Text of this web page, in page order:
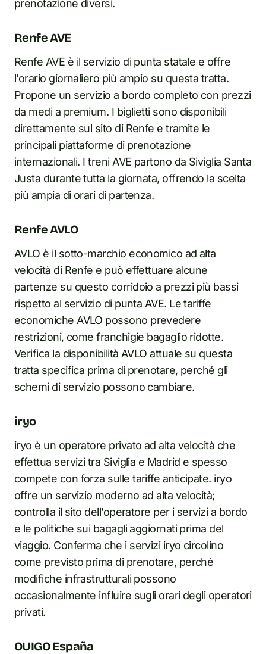
prenotazione diversi.
Renfe AVE
Renfe AVE è il servizio di punta statale e offre
l’orario giornaliero più ampio su questa tratta.
Propone un servizio a bordo completo con prezzi
da medi a premium. I biglietti sono disponibili
direttamente sul sito di Renfe e tramite le
principali piattaforme di prenotazione
internazionali. I treni AVE partono da Siviglia Santa
Justa durante tutta la giornata, offrendo la scelta
più ampia di orari di partenza.
Renfe AVLO
AVLO è il sotto-marchio economico ad alta
velocità di Renfe e può effettuare alcune
partenze su questo corridoio a prezzi più bassi
rispetto al servizio di punta AVE. Le tariffe
economiche AVLO possono prevedere
restrizioni, come franchigie bagaglio ridotte.
Verifica la disponibilità AVLO attuale su questa
tratta specifica prima di prenotare, perché gli
schemi di servizio possono cambiare.
iryo
iryo è un operatore privato ad alta velocità che
effettua servizi tra Siviglia e Madrid e spesso
compete con forza sulle tariffe anticipate. iryo
offre un servizio moderno ad alta velocità;
controlla il sito dell’operatore per i servizi a bordo
e le politiche sui bagagli aggiornati prima del
viaggio. Conferma che i servizi iryo circolino
come previsto prima di prenotare, perché
modifiche infrastrutturali possono
occasionalmente influire sugli orari degli operatori
privati.
OUIGO España